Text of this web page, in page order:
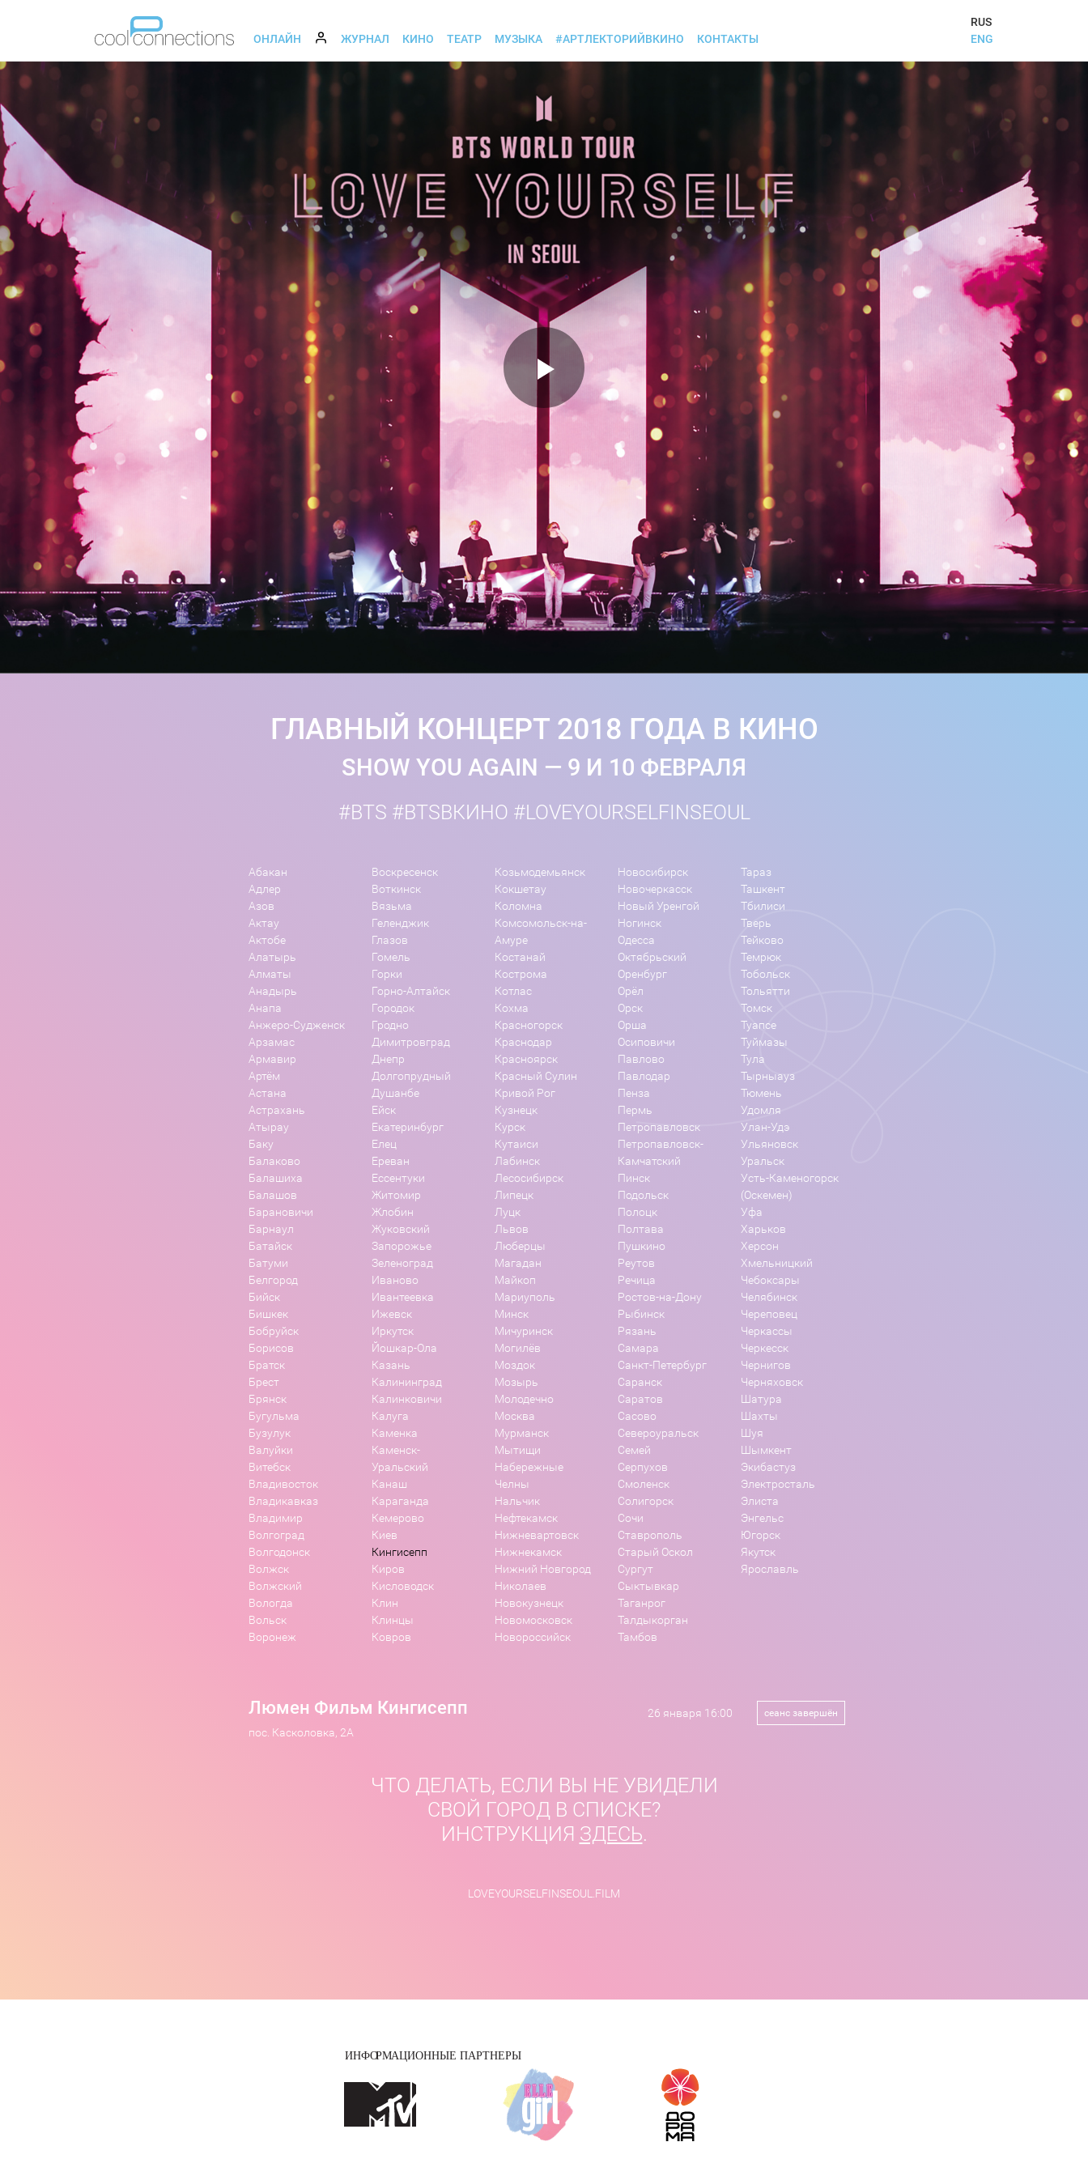
ОНЛАЙН ЖУРНАЛ КИНО ТЕАТР МУЗЫКА #АРТЛЕКТОРИЙВКИНО КОНТАКТЫ
RUS
ENG
ГЛАВНЫЙ КОНЦЕРТ 2018 ГОДА В КИНО
SHOW YOU AGAIN — 9 И 10 ФЕВРАЛЯ
#BTS #BTSВКИНО #LOVEYOURSELFINSEOUL
Абакан
Адлер
Азов
Актау
Актобе
Алатырь
Алматы
Анадырь
Анапа
Анжеро-Судженск
Арзамас
Армавир
Артём
Астана
Астрахань
Атырау
Баку
Балаково
Балашиха
Балашов
Барановичи
Барнаул
Батайск
Батуми
Белгород
Бийск
Бишкек
Бобруйск
Борисов
Братск
Брест
Брянск
Бугульма
Бузулук
Валуйки
Витебск
Владивосток
Владикавказ
Владимир
Волгоград
Волгодонск
Волжск
Волжский
Вологда
Вольск
Воронеж
Воскресенск
Воткинск
Вязьма
Геленджик
Глазов
Гомель
Горки
Горно-Алтайск
Городок
Гродно
Димитровград
Днепр
Долгопрудный
Душанбе
Ейск
Екатеринбург
Елец
Ереван
Ессентуки
Житомир
Жлобин
Жуковский
Запорожье
Зеленоград
Иваново
Ивантеевка
Ижевск
Иркутск
Йошкар-Ола
Казань
Калининград
Калинковичи
Калуга
Каменка
Каменск-
Уральский
Канаш
Караганда
Кемерово
Киев
Кингисепп
Киров
Кисловодск
Клин
Клинцы
Ковров
Козьмодемьянск
Кокшетау
Коломна
Комсомольск-на-
Амуре
Костанай
Кострома
Котлас
Кохма
Красногорск
Краснодар
Красноярск
Красный Сулин
Кривой Рог
Кузнецк
Курск
Кутаиси
Лабинск
Лесосибирск
Липецк
Луцк
Львов
Люберцы
Магадан
Майкоп
Мариуполь
Минск
Мичуринск
Могилёв
Моздок
Мозырь
Молодечно
Москва
Мурманск
Мытищи
Набережные
Челны
Нальчик
Нефтекамск
Нижневартовск
Нижнекамск
Нижний Новгород
Николаев
Новокузнецк
Новомосковск
Новороссийск
Новосибирск
Новочеркасск
Новый Уренгой
Ногинск
Одесса
Октябрьский
Оренбург
Орёл
Орск
Орша
Осиповичи
Павлово
Павлодар
Пенза
Пермь
Петропавловск
Петропавловск-
Камчатский
Пинск
Подольск
Полоцк
Полтава
Пушкино
Реутов
Речица
Ростов-на-Дону
Рыбинск
Рязань
Самара
Санкт-Петербург
Саранск
Саратов
Сасово
Североуральск
Семей
Серпухов
Смоленск
Солигорск
Сочи
Ставрополь
Старый Оскол
Сургут
Сыктывкар
Таганрог
Талдыкорган
Тамбов
Тараз
Ташкент
Тбилиси
Тверь
Тейково
Темрюк
Тобольск
Тольятти
Томск
Туапсе
Туймазы
Тула
Тырныауз
Тюмень
Удомля
Улан-Удэ
Ульяновск
Уральск
Усть-Каменогорск
(Оскемен)
Уфа
Харьков
Херсон
Хмельницкий
Чебоксары
Челябинск
Череповец
Черкассы
Черкесск
Чернигов
Черняховск
Шатура
Шахты
Шуя
Шымкент
Экибастуз
Электросталь
Элиста
Энгельс
Югорск
Якутск
Ярославль
Люмен Фильм Кингисепп
пос. Касколовка, 2А
26 января 16:00 сеанс завершён
ЧТО ДЕЛАТЬ, ЕСЛИ ВЫ НЕ УВИДЕЛИ
СВОЙ ГОРОД В СПИСКЕ?
ИНСТРУКЦИЯ ЗДЕСЬ.
LOVEYOURSELFINSEOUL.FILM